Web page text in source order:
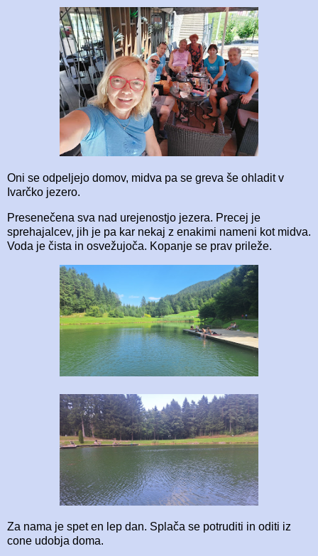
Oni se odpeljejo domov, midva pa se greva še ohladit v
Ivarčko jezero.
Presenečena sva nad urejenostjo jezera. Precej je
sprehajalcev, jih je pa kar nekaj z enakimi nameni kot midva.
Voda je čista in osvežujoča. Kopanje se prav prileže.
Za nama je spet en lep dan. Splača se potruditi in oditi iz
cone udobja doma.